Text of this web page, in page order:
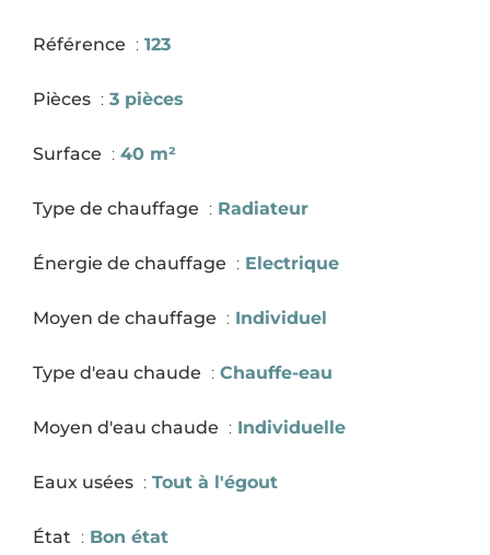
Référence 123
Pièces 3 pièces
Surface 40 m²
Type de chauffage Radiateur
Énergie de chauffage Electrique
Moyen de chauffage Individuel
Type d'eau chaude Chauffe-eau
Moyen d'eau chaude Individuelle
Eaux usées Tout à l'égout
État Bon état